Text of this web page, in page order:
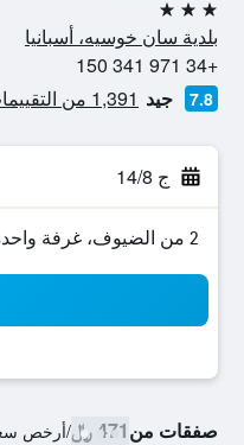
3 نجوم
بلدية سان خوسيه، أسبانيا
+34 971 341 150
7.8 جيد 1,391 من التقييمات تم التحقق منها
ج 14/8
2 من الضيوف، غرفة واحدة
صفقات من471 ﷼ /أرخص